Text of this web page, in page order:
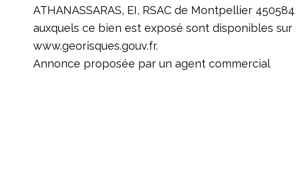
ATHANASSARAS, EI, RSAC de Montpellier
auxquels ce bien est exposé sont disponibles sur
www.georisques.gouv.fr.
Annonce proposée par un agent commercial